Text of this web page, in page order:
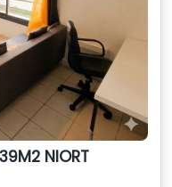
NIORT